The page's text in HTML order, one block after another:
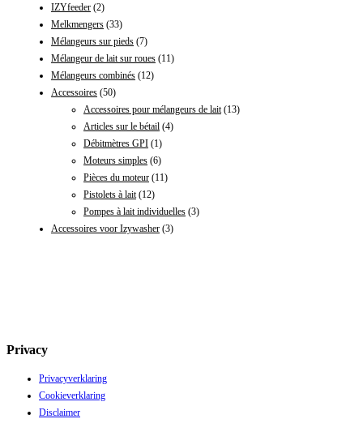
IZYfeeder (2)
Melkmengers (33)
Mélangeurs sur pieds (7)
Mélangeur de lait sur roues (11)
Mélangeurs combinés (12)
Accessoires (50)
Accessoires pour mélangeurs de lait (13)
Articles sur le bétail (4)
Débitmètres GPI (1)
Moteurs simples (6)
Pièces du moteur (11)
Pistolets à lait (12)
Pompes à lait individuelles (3)
Accessoires voor Izywasher (3)
Privacy
Privacyverklaring
Cookieverklaring
Disclaimer